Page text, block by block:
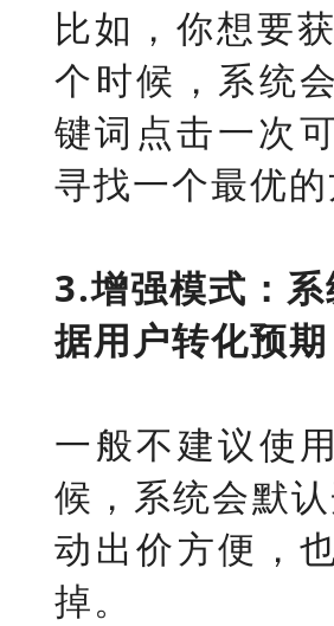
比如，你想要
个时候，系统
键词点击一次
寻找一个最优
3.增强模式：
据用户转化预
一般不建议使
候，系统会默
动出价方便，
掉。